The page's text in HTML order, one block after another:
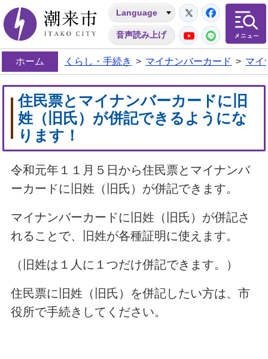
潮来市
Language
音声読み上げ
Twitter
YouTube
LINE
ホーム くらし・手続き > マイナンバーカード > マイ
住民票とマイナンバーカードに旧
姓（旧氏）が併記できるようにな
ります！
令和元年１１月５日から住民票とマイナンバ
ーカードに旧姓（旧氏）が併記できます。
マイナンバーカードに旧姓（旧氏）が併記さ
れることで、旧姓が各種証明に使えます。
（旧姓は１人に１つだけ併記できます。）
住民票に旧姓（旧氏）を併記したい方は、市
役所で手続きしてください。